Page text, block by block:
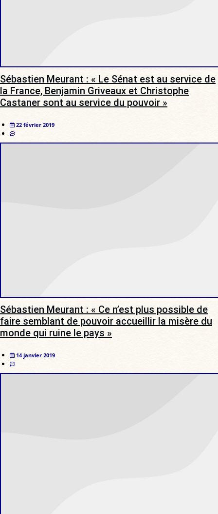
Sébastien Meurant : « Le Sénat est au service de
la France, Benjamin Griveaux et Christophe
Castaner sont au service du pouvoir »
22 février 2019
Sébastien Meurant : « Ce n’est plus possible de
faire semblant de pouvoir accueillir la misère du
monde qui ruine le pays »
14 janvier 2019